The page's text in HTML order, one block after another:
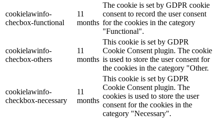
cookielawinfo-
checbox-functional
11
months
The cookie is set by GDPR cookie
consent to record the user consent
for the cookies in the category
"Functional".
cookielawinfo-
checbox-others
11
months
This cookie is set by GDPR
Cookie Consent plugin. The cookie
is used to store the user consent for
the cookies in the category "Other.
cookielawinfo-
checkbox-necessary
11
months
This cookie is set by GDPR
Cookie Consent plugin. The
cookies is used to store the user
consent for the cookies in the
category "Necessary".